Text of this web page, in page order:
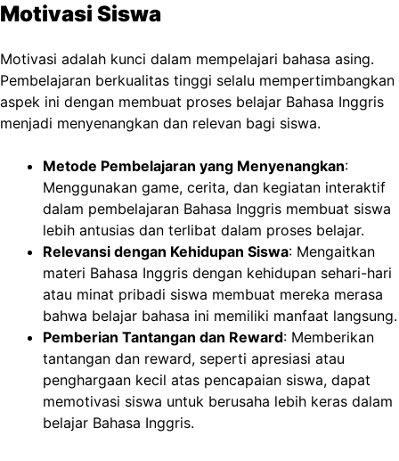
Motivasi Siswa
Motivasi adalah kunci dalam mempelajari bahasa asing.
Pembelajaran berkualitas tinggi selalu mempertimbangkan
aspek ini dengan membuat proses belajar Bahasa Inggris
menjadi menyenangkan dan relevan bagi siswa.
Metode Pembelajaran yang Menyenangkan:
Menggunakan game, cerita, dan kegiatan interaktif
dalam pembelajaran Bahasa Inggris membuat siswa
lebih antusias dan terlibat dalam proses belajar.
Relevansi dengan Kehidupan Siswa: Mengaitkan
materi Bahasa Inggris dengan kehidupan sehari-hari
atau minat pribadi siswa membuat mereka merasa
bahwa belajar bahasa ini memiliki manfaat langsung.
Pemberian Tantangan dan Reward: Memberikan
tantangan dan reward, seperti apresiasi atau
penghargaan kecil atas pencapaian siswa, dapat
memotivasi siswa untuk berusaha lebih keras dalam
belajar Bahasa Inggris.